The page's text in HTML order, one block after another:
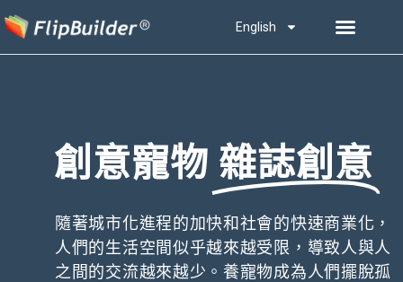
English
創意寵物 雜誌創意
隨著城市化進程的加快和社會的快速商業化，
人們的生活空間似乎越來越受限，導致人與人
之間的交流越來越少。養寵物成為人們擺脫孤